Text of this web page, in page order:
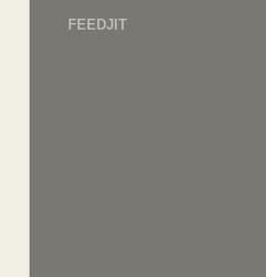
FEEDJIT